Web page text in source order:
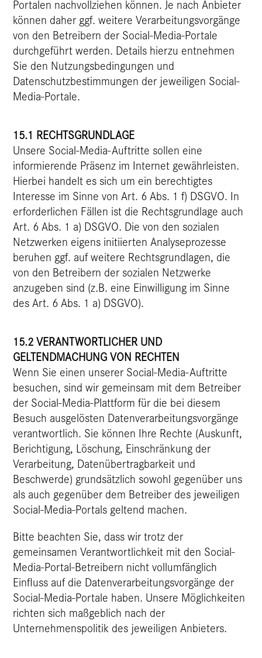
Portalen nachvollziehen können. Je nach Anbieter
können daher ggf. weitere Verarbeitungsvorgänge
von den Betreibern der Social-Media-Portale
durchgeführt werden. Details hierzu entnehmen
Sie den Nutzungsbedingungen und
Datenschutzbestimmungen der jeweiligen Social-
Media-Portale.
15.1 RECHTSGRUNDLAGE
Unsere Social-Media-Auftritte sollen eine
informierende Präsenz im Internet gewährleisten.
Hierbei handelt es sich um ein berechtigtes
Interesse im Sinne von Art. 6 Abs. 1 f) DSGVO. In
erforderlichen Fällen ist die Rechtsgrundlage auch
Art. 6 Abs. 1 a) DSGVO. Die von den sozialen
Netzwerken eigens initiierten Analyseprozesse
beruhen ggf. auf weitere Rechtsgrundlagen, die
von den Betreibern der sozialen Netzwerke
anzugeben sind (z.B. eine Einwilligung im Sinne
des Art. 6 Abs. 1 a) DSGVO).
15.2 VERANTWORTLICHER UND
GELTENDMACHUNG VON RECHTEN
Wenn Sie einen unserer Social-Media-Auftritte
besuchen, sind wir gemeinsam mit dem Betreiber
der Social-Media-Plattform für die bei diesem
Besuch ausgelösten Datenverarbeitungsvorgänge
verantwortlich. Sie können Ihre Rechte (Auskunft,
Berichtigung, Löschung, Einschränkung der
Verarbeitung, Datenübertragbarkeit und
Beschwerde) grundsätzlich sowohl gegenüber uns
als auch gegenüber dem Betreiber des jeweiligen
Social-Media-Portals geltend machen.
Bitte beachten Sie, dass wir trotz der
gemeinsamen Verantwortlichkeit mit den Social-
Media-Portal-Betreibern nicht vollumfänglich
Einfluss auf die Datenverarbeitungsvorgänge der
Social-Media-Portale haben. Unsere Möglichkeiten
richten sich maßgeblich nach der
Unternehmenspolitik des jeweiligen Anbieters.